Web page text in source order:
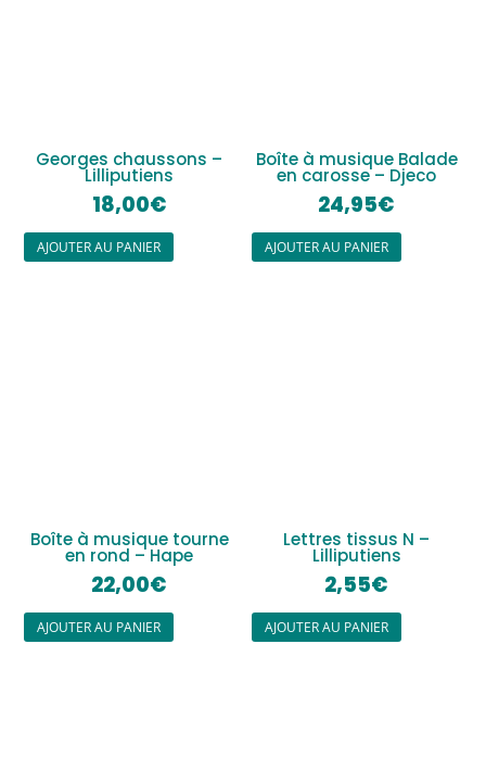
Georges chaussons –
Lilliputiens
18,00€
AJOUTER AU PANIER
Boîte à musique Balade
en carosse – Djeco
24,95€
AJOUTER AU PANIER
Boîte à musique tourne
en rond – Hape
22,00€
AJOUTER AU PANIER
Lettres tissus N –
Lilliputiens
2,55€
AJOUTER AU PANIER